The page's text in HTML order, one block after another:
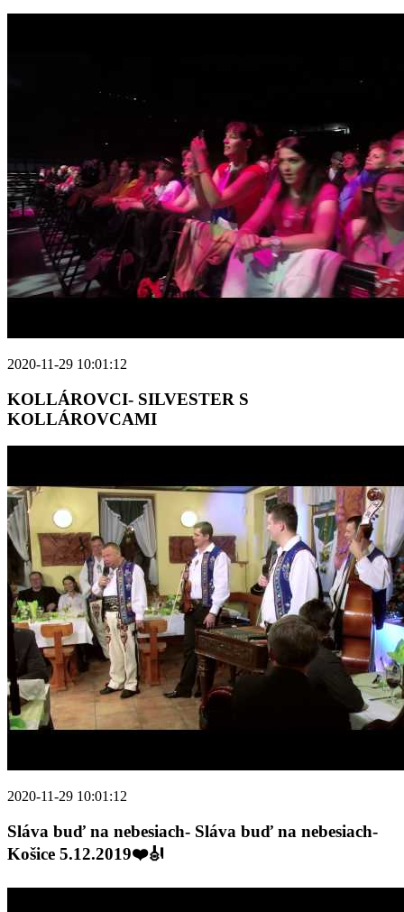
2020-11-29 10:01:12
KOLLÁROVCI- SILVESTER S
KOLLÁROVCAMI
2020-11-29 10:01:12
Sláva buď na nebesiach- Sláva buď na nebesiach-
Košice 5.12.2019❤️🎻